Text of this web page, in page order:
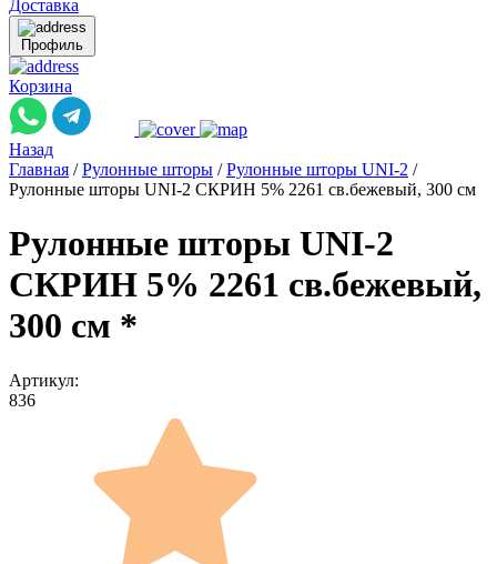
Доставка
Профиль
Корзина
Назад
Главная / Рулонные шторы / Рулонные шторы UNI-2 /
Рулонные шторы UNI-2 СКРИН 5% 2261 св.бежевый, 300 см
Рулонные шторы UNI-2
СКРИН 5% 2261 св.бежевый,
300 см *
Артикул:
836